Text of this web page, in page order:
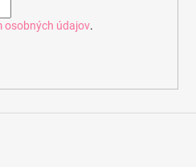
osobných údajov.